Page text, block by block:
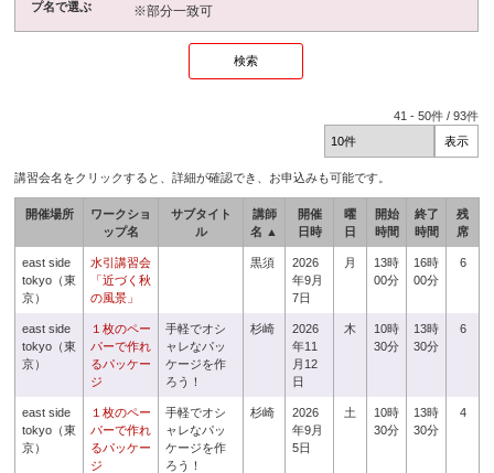
プ名で選ぶ
※部分一致可
41 -50件 /93件
講習会名をクリックすると、詳細が確認でき、お申込みも可能です。
開催場所
ワークショ
ップ名
サブタイト
ル
講師
名 ▲
開催
日時
曜
日
開始
時間
終了
時間
残
席
east side
tokyo（東
京）
水引講習会
「近づく秋
の風景」
黒須
2026
年9月
7日
月
13時
00分
16時
00分
6
east side
tokyo（東
京）
１枚のペー
パーで作れ
るパッケー
ジ
手軽でオシ
ャレなパッ
ケージを作
ろう！
杉崎
2026
年11
月12
日
木
10時
30分
13時
30分
6
east side
tokyo（東
京）
１枚のペー
パーで作れ
るパッケー
ジ
手軽でオシ
ャレなパッ
ケージを作
ろう！
杉崎
2026
年9月
5日
土
10時
30分
13時
30分
4